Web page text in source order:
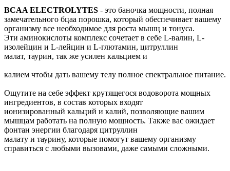
BCAA ELECTROLYTES - это баночка мощности, полная
замечательного бцaа порошка, который обеспечивает вашему
организму все необходимое для роста мышц и тонуса.
Эти аминокислоты комплекс сочетает в себе L-валин, L-
изолейцин и L-лейцин и L-глютамин, цитруллин
малат, таурин, так же усилен кальцием и
калием чтобы дать вашему телу полное спектральное питание.
Ощутите на себе эффект крутящегося водоворота мощных
ингредиентов, в состав которых входят
ионизированный кальций и калий, позволяющие вашим
мышцам работать на полную мощность. Также вас ожидает
фонтан энергии благодаря цитруллин
малату и таурину, которые помогут вашему организму
справиться с любыми вызовами, даже самыми сложными.